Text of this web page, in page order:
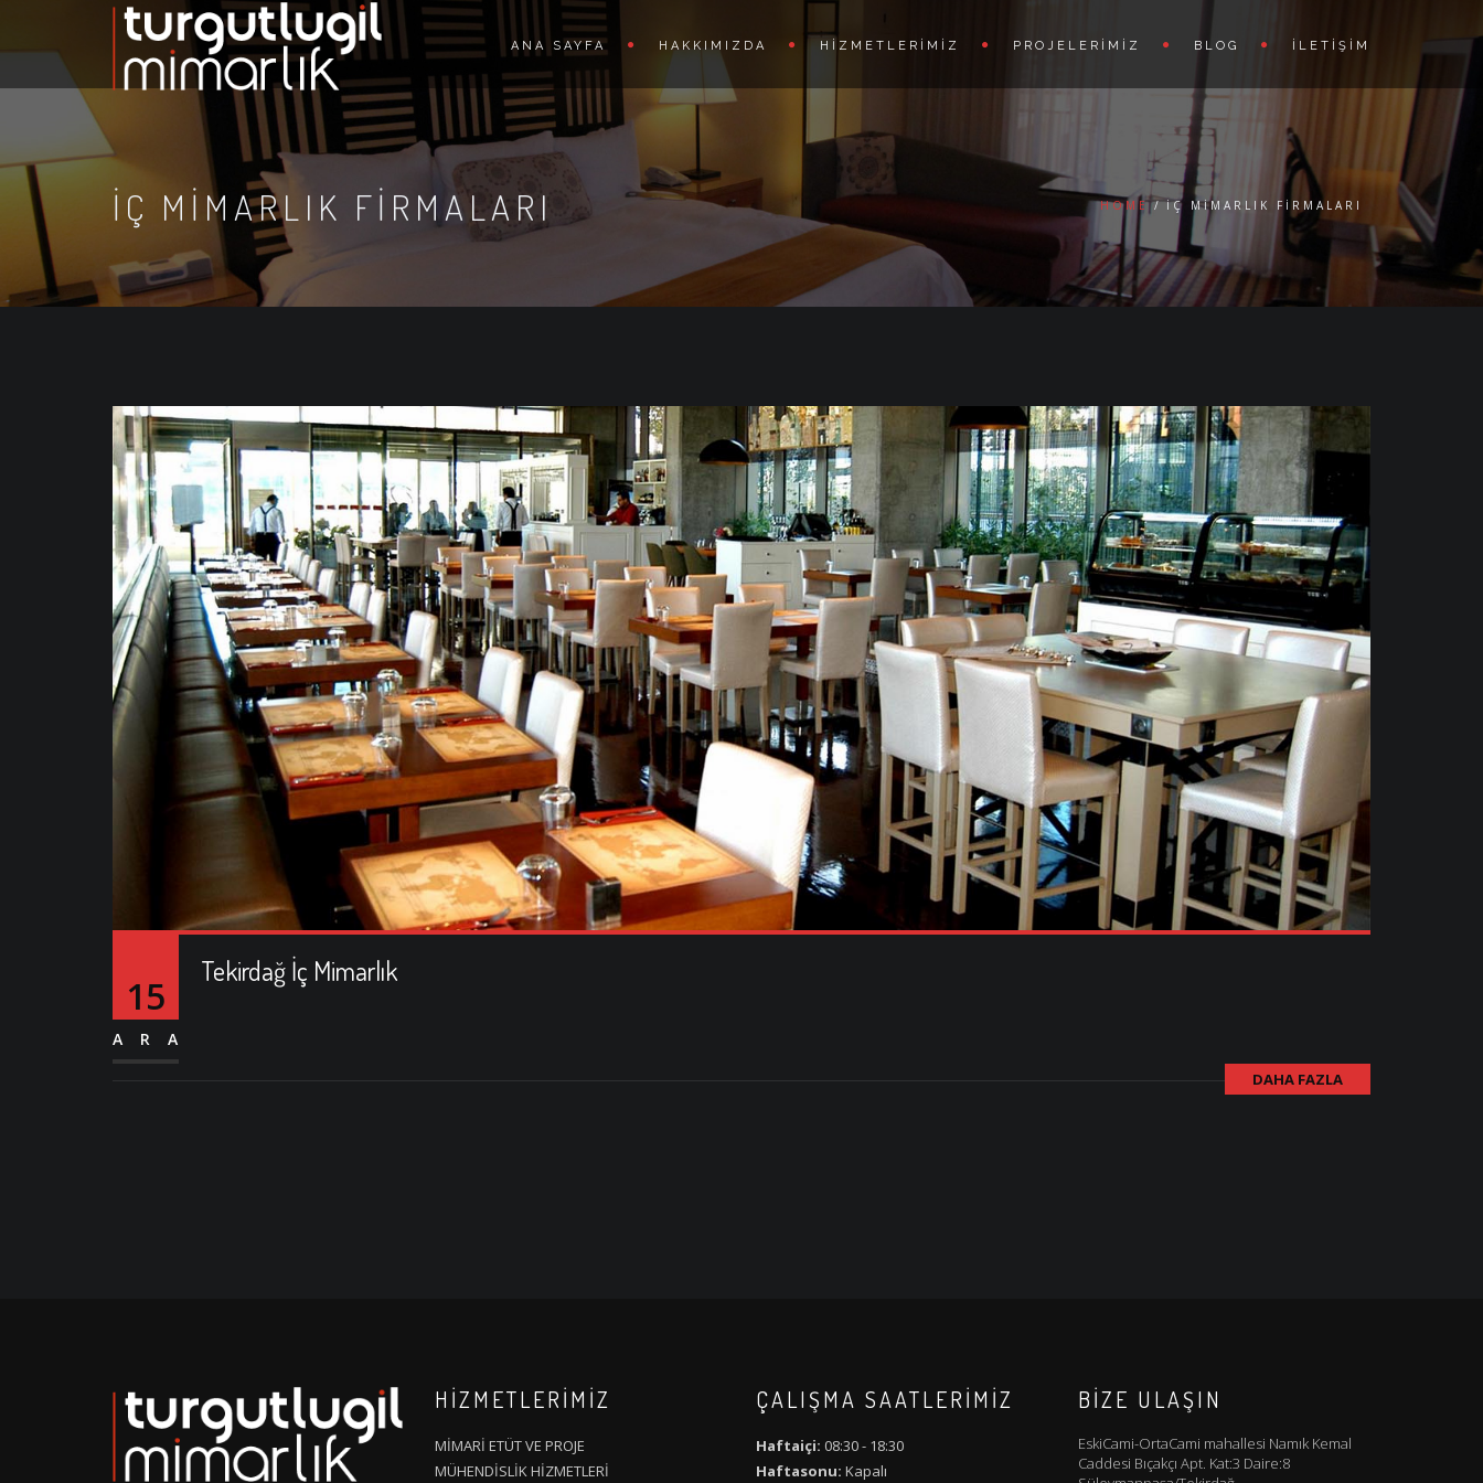
ANA SAYFA HAKKIMIZDA HIZMETLERIMIZ PROJELERIMIZ BLOG İLETIŞIM
IÇ MIMARLIK FIRMALARI HOME IÇ MIMARLIK FIRMALARI
15
ARA
Tekirdağ İç Mimarlık
DAHA FAZLA
HİZMETLERİMİZ
MİMARİ ETÜT VE PROJE
MÜHENDİSLİK HİZMETLERİ
ÇALIŞMA SAATLERIMIZ
Haftaiçi: 08:30 - 18:30
Haftasonu: Kapalı
BIZE ULAŞIN
EskiCami-OrtaCami mahallesi Namık Kemal
Caddesi Bıçakçı Apt. Kat:3 Daire:8